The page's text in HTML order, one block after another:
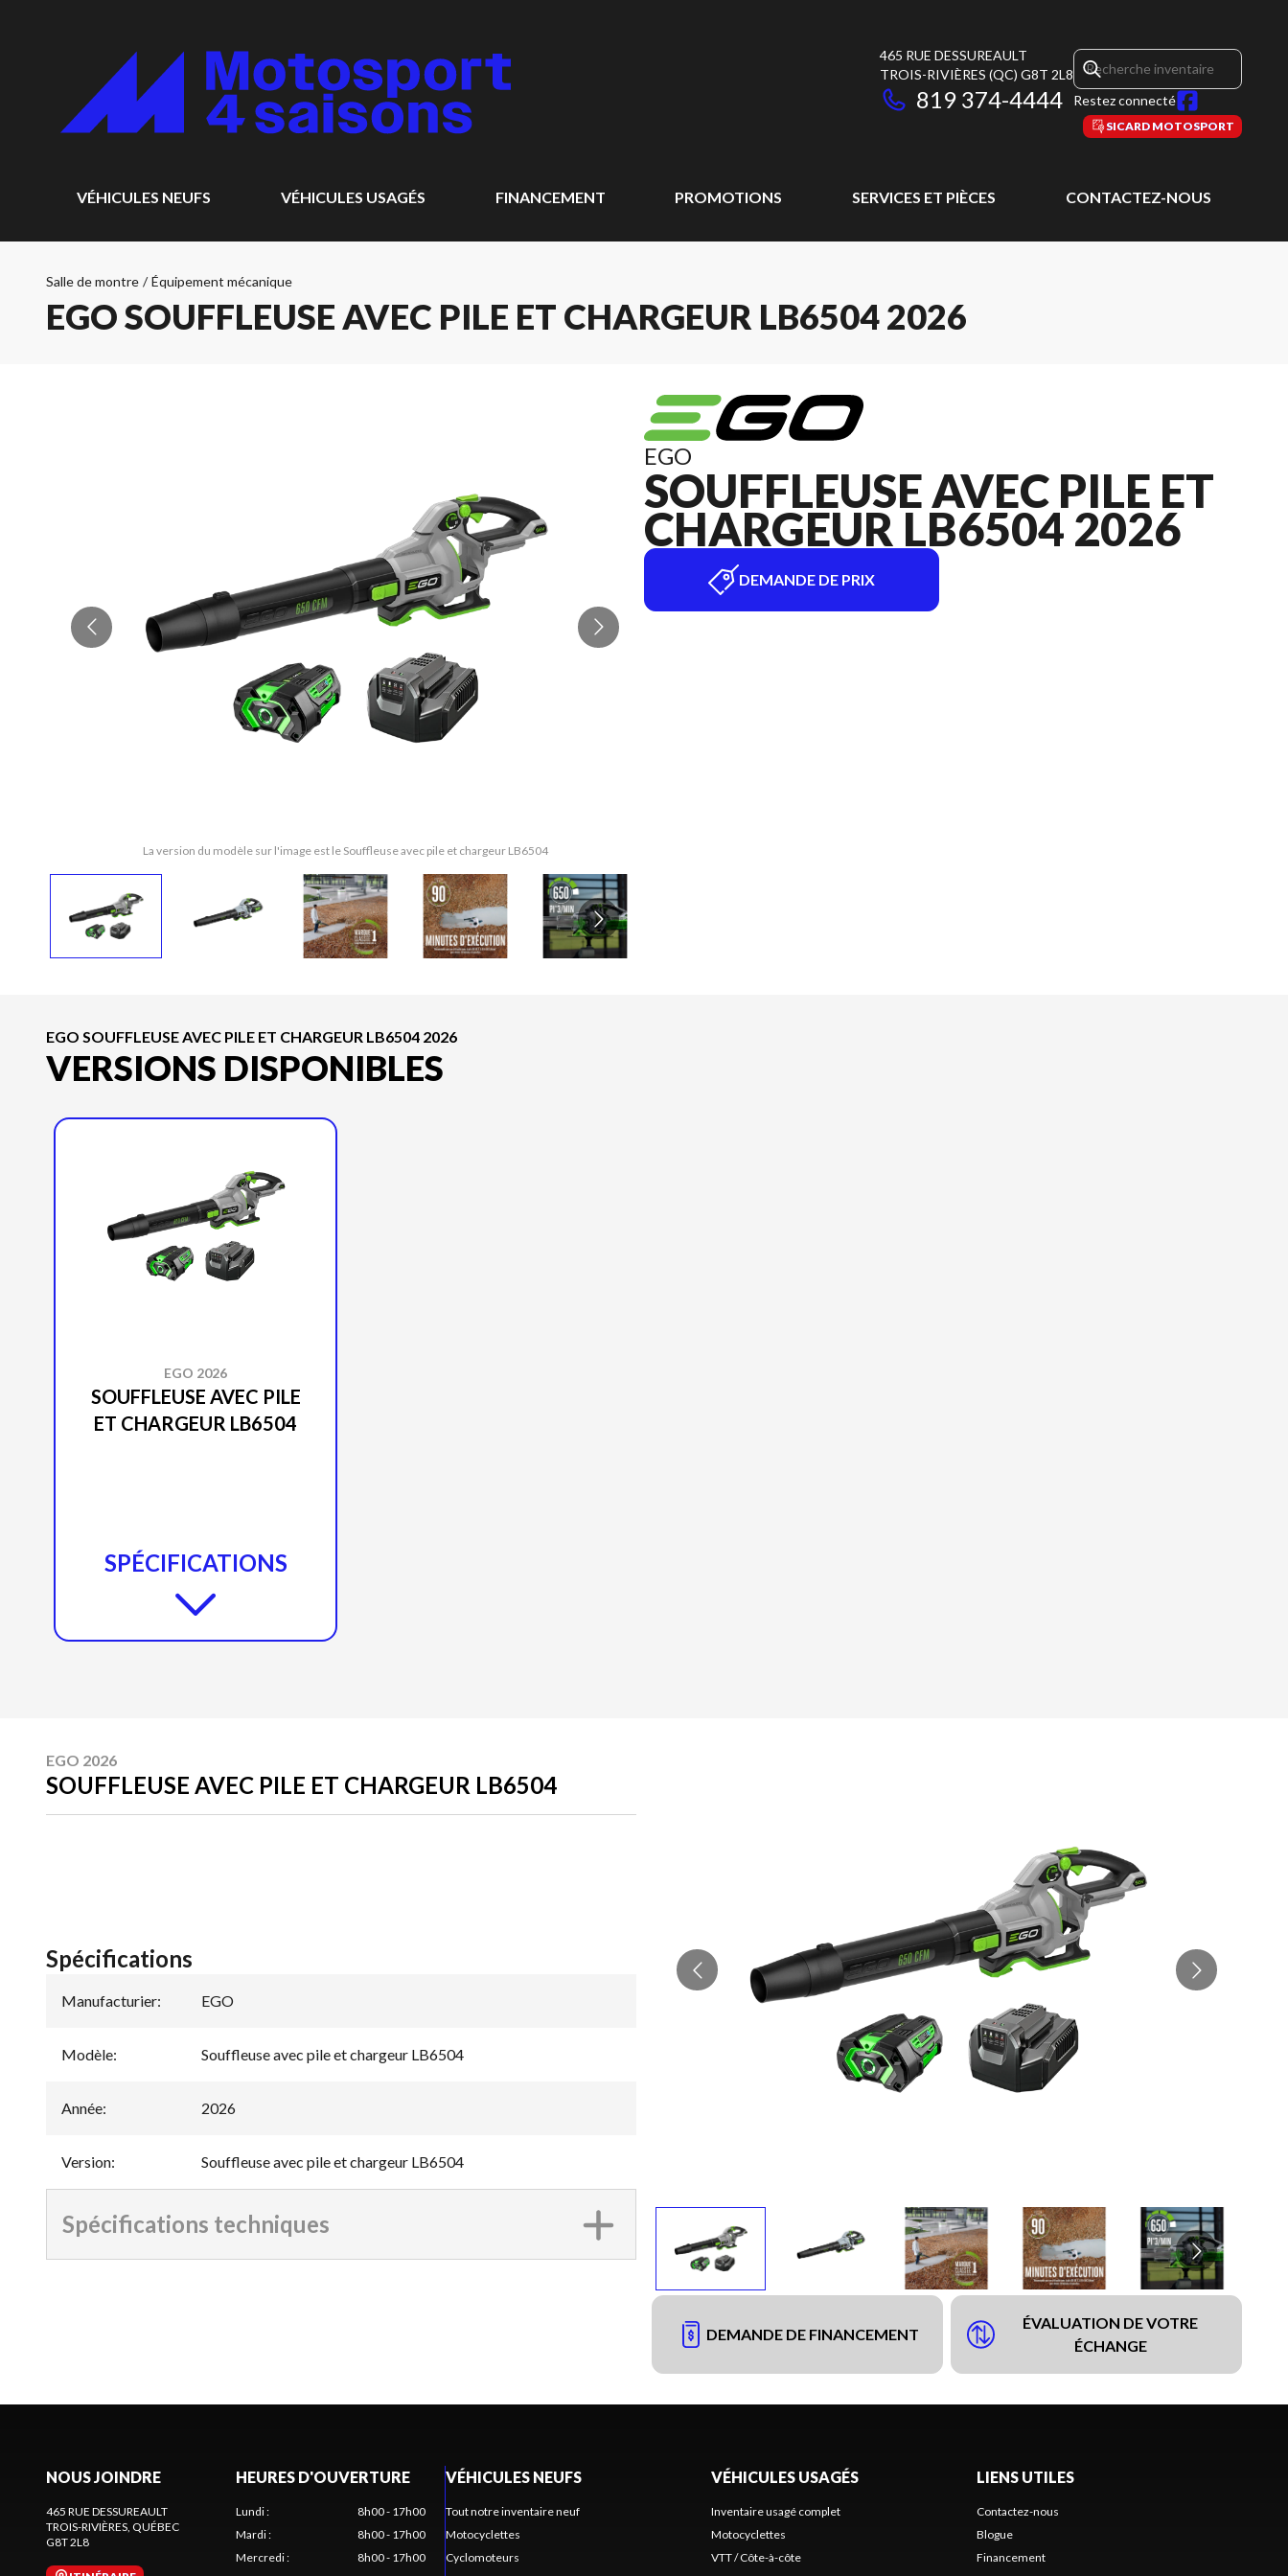
465 RUE DESSUREAULT
TROIS-RIVIÈRES (QC) G8T 2L8
819 374-4444 Restez connecté
SICARD MOTOSPORT
VÉHICULES NEUFS VÉHICULES USAGÉS FINANCEMENT PROMOTIONS SERVICES ET PIÈCES CONTACTEZ-NOUS
Salle de montre / Équipement mécanique
EGO SOUFFLEUSE AVEC PILE ET CHARGEUR LB6504 2026
La version du modèle sur l'image est le Souffleuse avec pile et chargeur LB6504
EGO
SOUFFLEUSE AVEC PILE ET
CHARGEUR LB6504 2026
DEMANDE DE PRIX
EGO SOUFFLEUSE AVEC PILE ET CHARGEUR LB6504 2026
VERSIONS DISPONIBLES
EGO 2026
SOUFFLEUSE AVEC PILE
ET CHARGEUR LB6504
SPÉCIFICATIONS
EGO 2026
SOUFFLEUSE AVEC PILE ET CHARGEUR LB6504
DEMANDE DE FINANCEMENT
ÉVALUATION DE VOTRE
ÉCHANGE
Spécifications
Manufacturier: EGO
Modèle: Souffleuse avec pile et chargeur LB6504
Année: 2026
Version: Souffleuse avec pile et chargeur LB6504
Spécifications techniques
NOUS JOINDRE
465 RUE DESSUREAULT
TROIS-RIVIÈRES, QUÉBEC
G8T 2L8
HEURES D'OUVERTURE
Lundi:
8h00 - 17h00
Mardi:
8h00 - 17h00
Mercredi:
8h00 - 17h00
VÉHICULES NEUFS
Tout notre inventaire neuf
Motocyclettes
Cyclomoteurs
VÉHICULES USAGÉS
Inventaire usagé complet
Motocyclettes
VTT / Côte-à-côte
LIENS UTILES
Contactez-nous
Blogue
Financement